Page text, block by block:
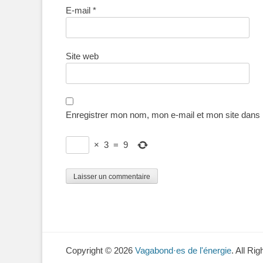
E-mail *
Site web
Enregistrer mon nom, mon e-mail et mon site
× 3 = 9
Copyright © 2026 Vagabond·es de l'énergie. All